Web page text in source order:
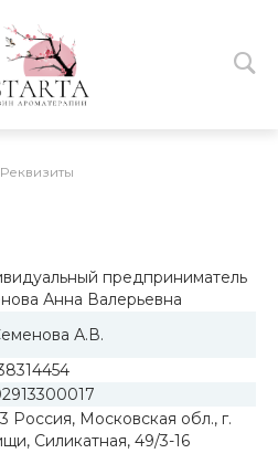
Реквизиты
предприниматель
Анна Валерьевна
А.В.
Россия, Московская обл., г.
Силикатная, 49/3-16